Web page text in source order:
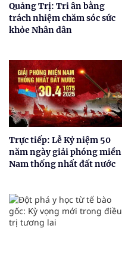
Quảng Trị: Tri ân bằng
trách nhiệm chăm sóc sức
khỏe Nhân dân
Trực tiếp: Lễ Kỷ niệm 50
năm ngày giải phóng miền
Nam thống nhất đất nước